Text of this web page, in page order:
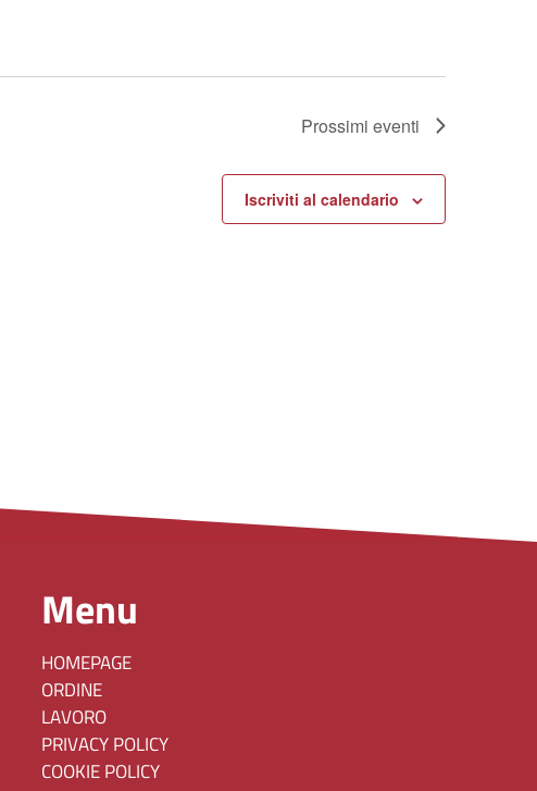
Prossimi eventi
Iscriviti al calendario
Menu
HOMEPAGE
ORDINE
LAVORO
PRIVACY POLICY
COOKIE POLICY